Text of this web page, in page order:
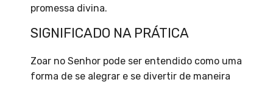
promessa divina.
SIGNIFICADO NA PRÁTICA
Zoar no Senhor pode ser entendido como uma
forma de se alegrar e se divertir de maneira